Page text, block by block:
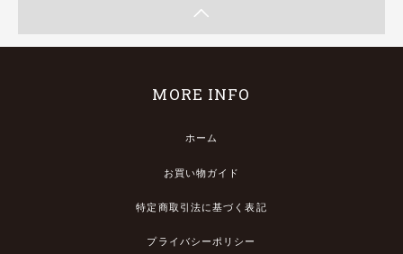
MORE INFO
ホーム
お買い物ガイド
特定商取引法に基づく表記
プライバシーポリシー